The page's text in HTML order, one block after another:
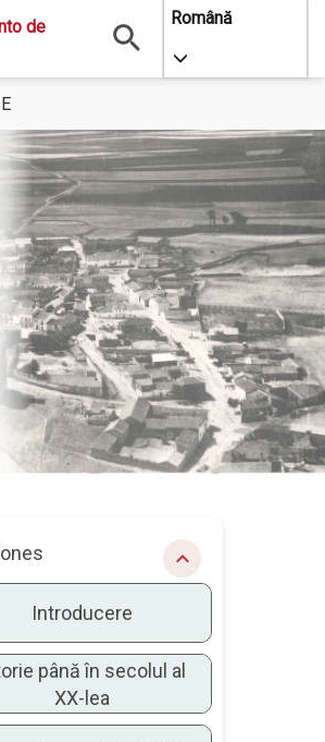
de
Română
Toggle
chevron_right
Introducere
până în secolul al
XX-lea